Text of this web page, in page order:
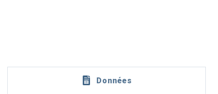
Données